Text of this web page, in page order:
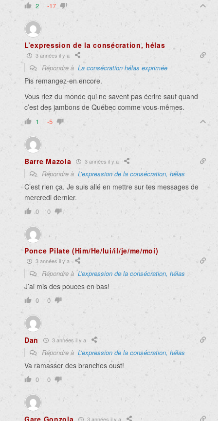
2 -17
L’expression de la consécration, hélas
3 années il y a
Répondre à La consécration hélas exprimée
Pis remangez-en encore.
Vous riez du monde qui ne savent pas écrire sauf quand
c’est des jambons de Québec comme vous-mêmes.
1 -5
Barre Mazola 3 années il y a
Répondre à L’expression de la consécration, hélas
C’est rien ça. Je suis allé en mettre sur tes messages de
mercredi dernier.
0 0
Ponce Pilate (Him/He/lui/il/je/me/moi)
3 années il y a
Répondre àL’expression de la consécration, hélas
J’ai mis des pouces en bas!
0 0
Dan 3 années il y a
Répondre à L’expression de la consécration, hélas
Va ramasser des branches oust!
0 0
3 années il y a